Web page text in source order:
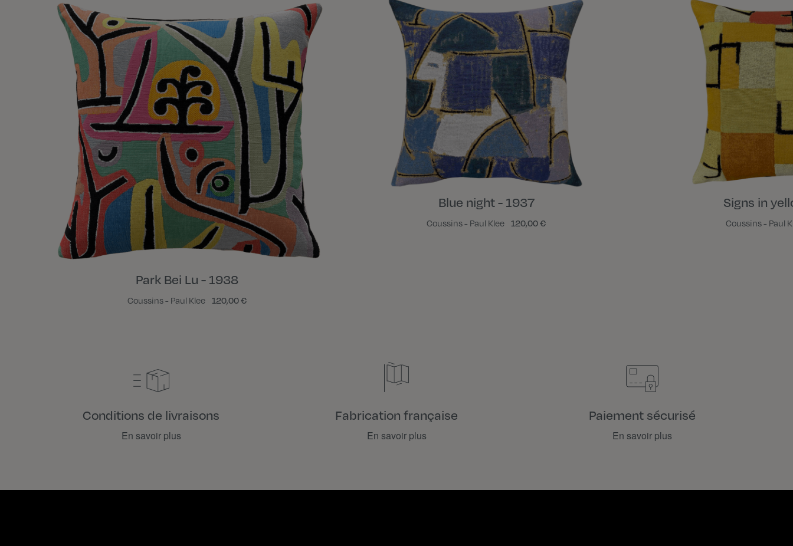
Park Bei Lu - 1938
Coussins - Paul Klee 120,00 €
Blue night - 1937
Coussins - Paul Klee 120,00 €
Signs in
Coussins - Paul
Conditions de livraisons
En savoir plus
Fabrication française
En savoir plus
Paiement sécurisé
En savoir plus